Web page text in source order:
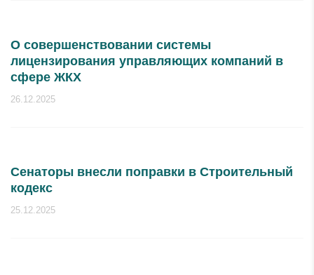
О совершенствовании системы
лицензирования управляющих компаний в
сфере ЖКХ
26.12.2025
Сенаторы внесли поправки в Строительный
кодекс
25.12.2025